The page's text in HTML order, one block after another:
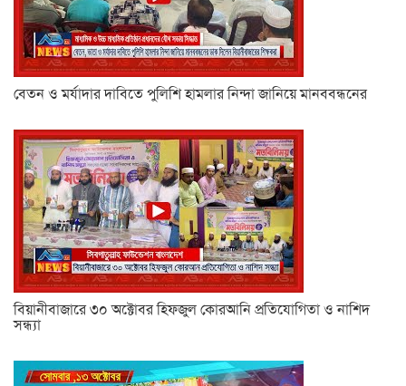
বেতন ও মর্যাদার দাবিতে পুলিশি হামলার নিন্দা জানিয়ে মানববন্ধনের
বিয়ানীবাজারে ৩০ অক্টোবর হিফজুল কোরআনি প্রতিযোগিতা ও নাশিদ
সন্ধ্যা